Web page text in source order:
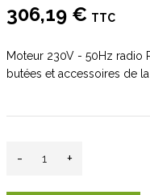
306,19 € TTC
Moteur 230V - 50Hz radio
butées et accessoires de la
- +